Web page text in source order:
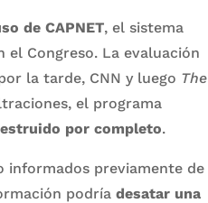
de CAPNET, el sistema
Congreso. La evaluación
la tarde, CNN y luego The
el programa
por completo.
informados previamente de
podría desatar una